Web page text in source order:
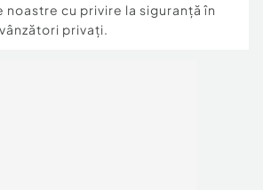
cu privire la siguranță în
privați.